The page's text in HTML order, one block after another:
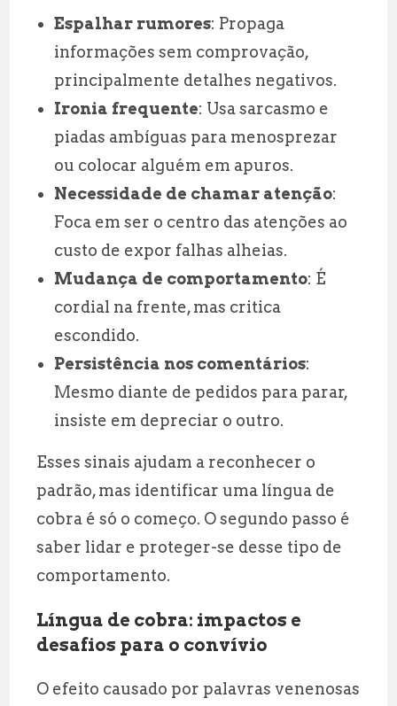
Espalhar rumores: Propaga
informações sem comprovação,
principalmente detalhes negativos.
Ironia frequente: Usa sarcasmo e
piadas ambíguas para menosprezar
ou colocar alguém em apuros.
Necessidade de chamar atenção:
Foca em ser o centro das atenções ao
custo de expor falhas alheias.
Mudança de comportamento: É
cordial na frente, mas critica
escondido.
Persistência nos comentários:
Mesmo diante de pedidos para parar,
insiste em depreciar o outro.
Esses sinais ajudam a reconhecer o
padrão, mas identificar uma língua de
cobra é só o começo. O segundo passo é
saber lidar e proteger-se desse tipo de
comportamento.
Língua de cobra: impactos e
desafios para o convívio
O efeito causado por palavras venenosas